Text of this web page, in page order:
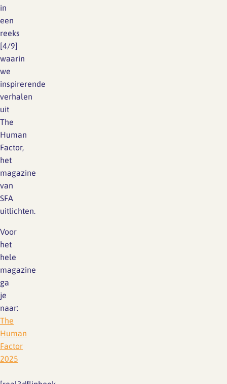
in
een
reeks
[4/9]
waarin
we
inspirerende
verhalen
uit
The
Human
Factor,
het
magazine
van
SFA
uitlichten.
Voor
het
hele
magazine
ga
je
naar:
The
Human
Factor
2025